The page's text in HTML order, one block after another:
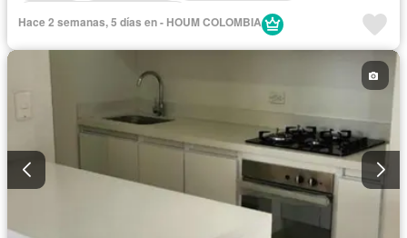
Hace 2 semanas, 5 días en - HOUM COLOMBIA